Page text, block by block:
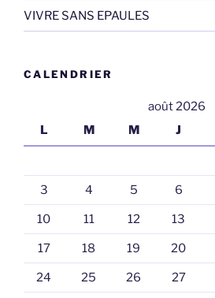
VIVRE SANS EPAULES
CALENDRIER
août 2026
L
M M J
3 4 5 6
10 11 12 13
17 18 19 20
24 25 26 27